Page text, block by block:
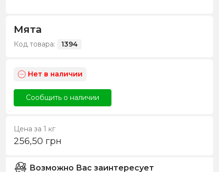
Мята
Код товара: 1394
Нет в наличии
Сообщить о наличии
Цена за 1 кг
256,50 грн
Возможно Вас заинтересует